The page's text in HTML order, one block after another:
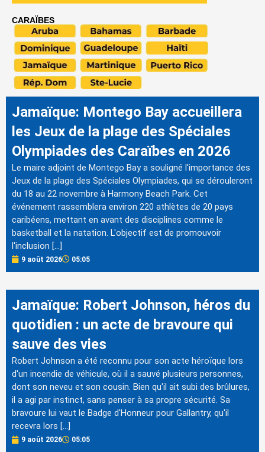
CARAÏBES
Jamaïque: Montego Bay accueillera
les Jeux de la plage des Spéciales
Olympiades des Caraïbes en 2026
Le maire adjoint de Montego Bay a souligné l'importance des
Jeux de la plage des Spéciales Olympiades, qui se dérouleront
du 18 au 22 novembre à Harmony Beach Park. Cet
événement rassemblera environ 220 athlètes de 20 pays
caribéens, mettant en avant des disciplines comme le
basketball et la natation. L'objectif est de promouvoir
l'inclusion […]
9 août 2026 05:05
Jamaïque: Robert Johnson, héros du
quotidien : un acte de bravoure qui
sauve des vies
Robert Johnson a été reconnu pour son acte héroïque lors
d'un incendie de véhicule, où il a sauvé plusieurs personnes,
dont son neveu et son cousin. Bien qu'il ait subi des brûlures,
il a agi par instinct, sans penser à sa propre sécurité. Sa
bravoure lui vaut le Badge d'Honneur pour Gallantry, qu'il
recevra lors […]
9 août 2026 05:05